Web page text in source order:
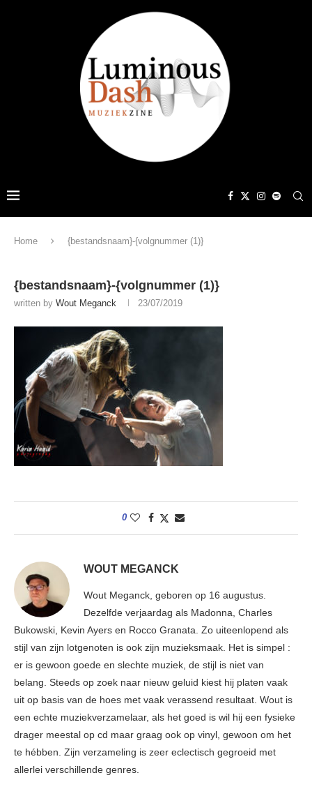
Home {bestandsnaam}-{volgnummer (1)}
{bestandsnaam}-{volgnummer (1)}
written by Wout Meganck 23/07/2019
0
WOUT MEGANCK
Wout Meganck, geboren op 16 augustus.
Dezelfde verjaardag als Madonna, Charles
Bukowski, Kevin Ayers en Rocco Granata. Zo uiteenlopend als
stijl van zijn lotgenoten is ook zijn muzieksmaak. Het is simpel :
er is gewoon goede en slechte muziek, de stijl is niet van
belang. Steeds op zoek naar nieuw geluid kiest hij platen vaak
uit op basis van de hoes met vaak verassend resultaat. Wout is
een echte muziekverzamelaar, als het goed is wil hij een fysieke
drager meestal op cd maar graag ook op vinyl, gewoon om het
te hébben. Zijn verzameling is zeer eclectisch gegroeid met
allerlei verschillende genres.